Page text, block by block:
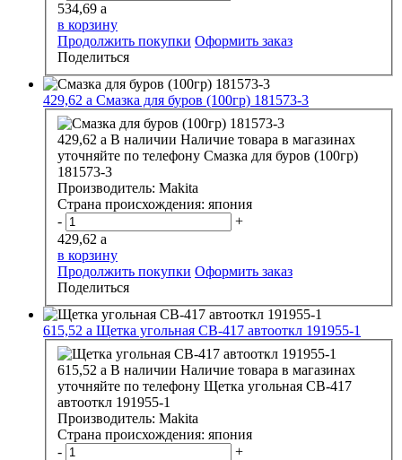
534,69 a
в корзину
Продолжить покупки Оформить заказ
Поделиться
429,62 a Смазка для буров (100гр) 181573-3
429,62 a В наличии Наличие товара в магазинах
уточняйте по телефону Смазка для буров (100гр)
181573-3
Производитель: Makita
Страна происхождения: япония
-
+
429,62 a
в корзину
Продолжить покупки Оформить заказ
Поделиться
615,52 a Щетка угольная СВ-417 автооткл 191955-1
615,52 a В наличии Наличие товара в магазинах
уточняйте по телефону Щетка угольная СВ-417
автооткл 191955-1
Производитель: Makita
Страна происхождения: япония
-
+